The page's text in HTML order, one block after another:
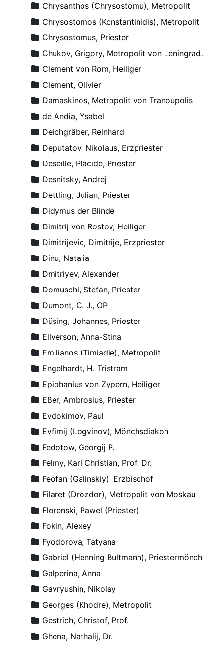
Chrysanthos (Chrysostomu), Metropolit
Chrysostomos (Konstantinidis), Metropolit
Chrysostomus, Priester
Chukov, Grigory, Metropolit von Leningrad und Novgorod
Clement von Rom, Heiliger
Clement, Olivier
Damaskinos, Metropolit von Tranoupolis
de Andia, Ysabel
Deichgräber, Reinhard
Deputatov, Nikolaus, Erzpriester
Deseille, Placide, Priester
Desnitsky, Andrej
Dettling, Julian, Priester
Didymus der Blinde
Dimitrij von Rostov, Heiliger
Dimitrijevic, Dimitrije, Erzpriester
Dinu, Natalia
Dmitriyev, Alexander
Domuschi, Stefan, Priester
Dumont, C. J., OP
Düsing, Johannes, Priester
Ellverson, Anna-Stina
Emilianos (Timiadie), Metropolit
Engelhardt, H. Tristram
Epiphanius von Zypern, Heiliger
Eßer, Ambrosius, Priester
Evdokimov, Paul
Evfimij (Logvinov), Mönchsdiakon
Fedotow, Georgij P.
Felmy, Karl Christian, Prof. Dr.
Feofan (Galinskiy), Erzbischof
Filaret (Drozdor), Metropolit von Moskau
Florenski, Pawel (Priester)
Fokin, Alexey
Fyodorova, Tatyana
Gabriel (Henning Bultmann), Priestermönch
Galperina, Anna
Gavryushin, Nikolay
Georges (Khodre), Metropolit
Gestrich, Christof, Prof.
Ghena, Nathalij, Dr.